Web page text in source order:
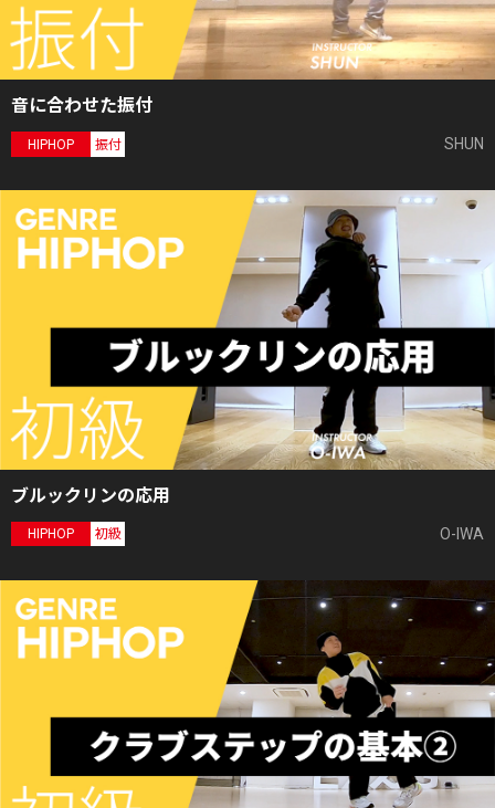
音に合わせた振付
HIPHOP 振付 SHUN
ブルックリンの応用
HIPHOP 初級 O-IWA